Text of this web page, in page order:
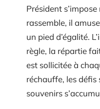
Président
rassemble, il
un pied d’égalité.
règle, la répartie
est sollicitée à
réchauffe, les défis
souvenirs